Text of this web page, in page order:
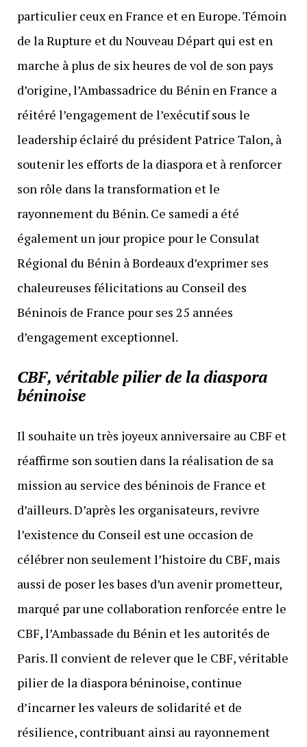
particulier ceux en France et en Europe. Témoin
de la Rupture et du Nouveau Départ qui est en
marche à plus de six heures de vol de son pays
d’origine, l’Ambassadrice du Bénin en France a
réitéré l’engagement de l’exécutif sous le
leadership éclairé du président Patrice Talon, à
soutenir les efforts de la diaspora et à renforcer
son rôle dans la transformation et le
rayonnement du Bénin. Ce samedi a été
également un jour propice pour le Consulat
Régional du Bénin à Bordeaux d’exprimer ses
chaleureuses félicitations au Conseil des
Béninois de France pour ses 25 années
d’engagement exceptionnel.
CBF, véritable pilier de la diaspora
béninoise
Il souhaite un très joyeux anniversaire au CBF et
réaffirme son soutien dans la réalisation de sa
mission au service des béninois de France et
d’ailleurs. D’après les organisateurs, revivre
l’existence du Conseil est une occasion de
célébrer non seulement l’histoire du CBF, mais
aussi de poser les bases d’un avenir prometteur,
marqué par une collaboration renforcée entre le
CBF, l’Ambassade du Bénin et les autorités de
Paris. Il convient de relever que le CBF, véritable
pilier de la diaspora béninoise, continue
d’incarner les valeurs de solidarité et de
résilience, contribuant ainsi au rayonnement